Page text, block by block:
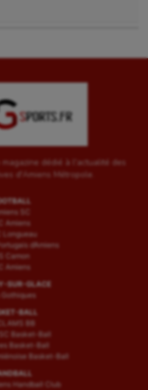
magazine dédié à l'actualité des
d'Amiens Métropole.
SC
Amiens
Longueau
d’Amiens
Camon
Amiens
SUR-GLACE
Gothiques
BALL
BB
Basket-Ball
Basket-Ball
Basket-Ball
Handball Club